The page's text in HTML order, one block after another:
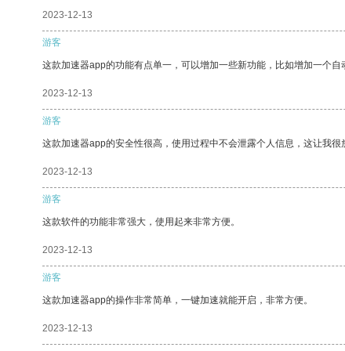
2023-12-13
游客
这款加速器app的功能有点单一，可以增加一些新功能，比如增加一个自
2023-12-13
游客
这款加速器app的安全性很高，使用过程中不会泄露个人信息，这让我
2023-12-13
游客
这款软件的功能非常强大，使用起来非常方便。
2023-12-13
游客
这款加速器app的操作非常简单，一键加速就能开启，非常方便。
2023-12-13